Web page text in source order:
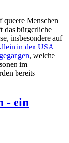
queere Menschen
das bürgerliche
insbesondere auf
in den USA
, welche
im
bereits
- ein